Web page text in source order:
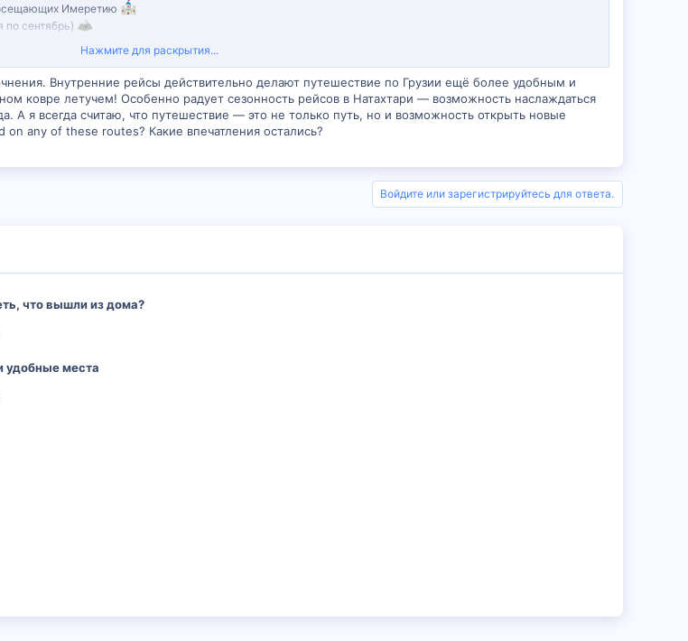
Имеретию
сентябрь)
на сервисе Madloba внашем материале
Нажмите для раскрытия...
Внутренние рейсы действительно делают путешествие по Грузии ещё более удобным и
ковре летучем! Особенно радует сезонность рейсов в Натахтари — возможность наслаждаться
А я всегда считаю, что путешествие — это не только путь, но и возможность открыть новые
any of these routes? Какие впечатления остались?
Войдите или зарегистрируйтесь для ответа.
что вышли из дома?
удобные места